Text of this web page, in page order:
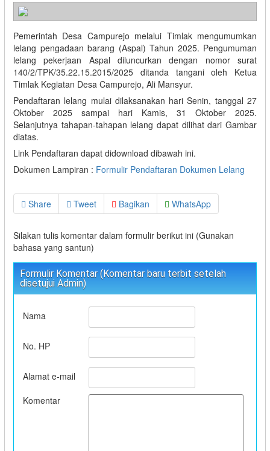
Pemerintah Desa Campurejo melalui Timlak mengumumkan
lelang pengadaan barang (Aspal) Tahun 2025. Pengumuman
lelang pekerjaan Aspal diluncurkan dengan nomor surat
140/2/TPK/35.22.15.2015/2025 ditanda tangani oleh Ketua
Timlak Kegiatan Desa Campurejo, Ali Mansyur.
Pendaftaran lelang mulai dilaksanakan hari Senin, tanggal 27
Oktober 2025 sampai hari Kamis, 31 Oktober 2025.
Selanjutnya tahapan-tahapan lelang dapat dilihat dari Gambar
diatas.
Link Pendaftaran dapat didownload dibawah ini.
Dokumen Lampiran : Formulir Pendaftaran Dokumen Lelang
Share Tweet Bagikan WhatsApp
Silakan tulis komentar dalam formulir berikut ini (Gunakan
bahasa yang santun)
Formulir Komentar (Komentar baru terbit setelah
disetujui Admin)
Nama
No. HP
Alamat e-mail
Komentar